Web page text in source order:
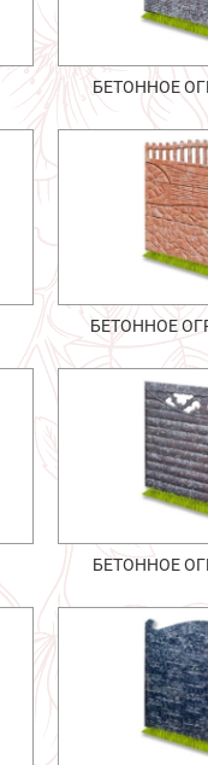
БЕТОННОЕ
БЕТОННОЕ
БЕТОННОЕ